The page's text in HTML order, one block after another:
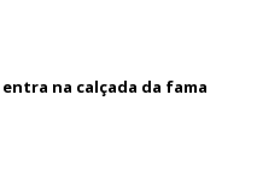
na calçada da fama